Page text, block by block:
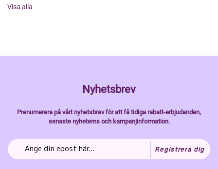
Visa alla
Nyhetsbrev
Prenumerera på vårt nyhetsbrev för att få tidiga rabatt-erbjudanden,
senaste nyheterns och kampanjinformation.
Registrera dig